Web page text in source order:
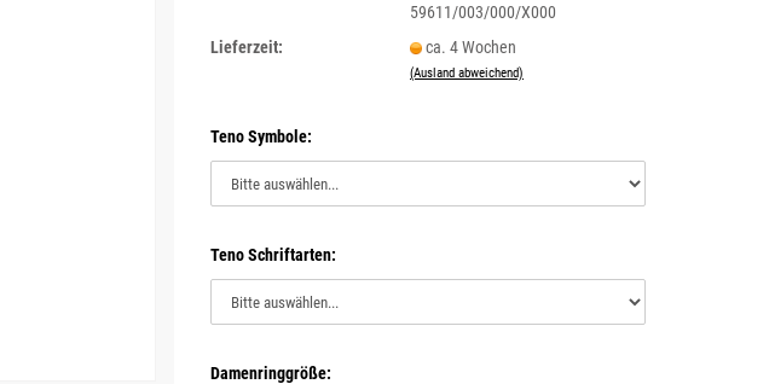
59611/003/000/X000
Lieferzeit:
ca. 4 Wochen
(Ausland abweichend)
Teno Symbole:
Teno Schriftarten:
Damenringgröße: